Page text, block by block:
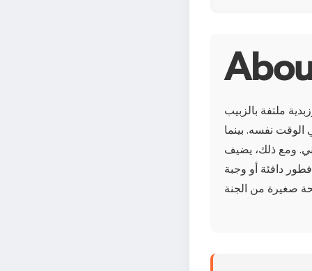
ملتفة بالزبيب
الوقت نفسه. بينما
ومع ذلك، يضيف
فطور دافئة أو وجبة